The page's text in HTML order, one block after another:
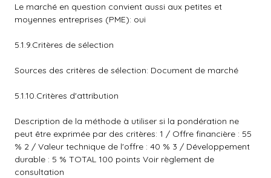
Le marché en question convient aussi aux petites et
moyennes entreprises (PME): oui
5.1.9.Critères de sélection
Sources des critères de sélection: Document de marché
5.1.10.Critères d'attribution
Description de la méthode à utiliser si la pondération ne
peut être exprimée par des critères: 1 / Offre financière : 55
% 2 / Valeur technique de l'offre : 40 % 3 / Développement
durable : 5 % TOTAL 100 points Voir règlement de
consultation